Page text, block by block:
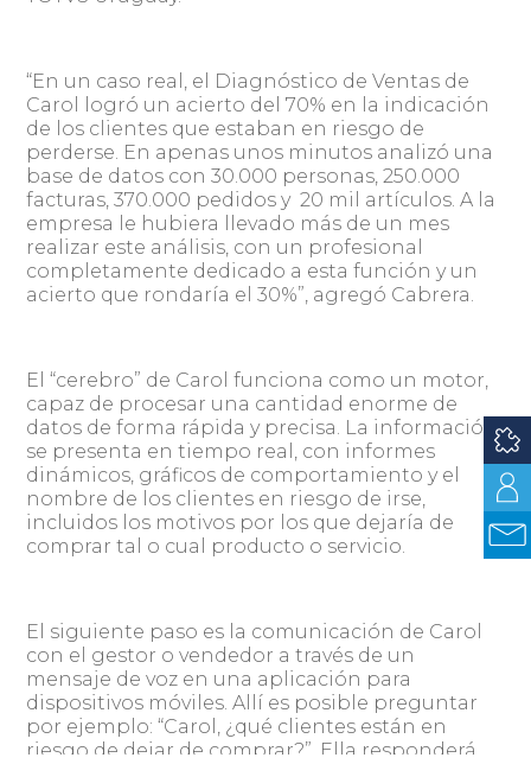
“En un caso real, el Diagnóstico de Ventas de
Carol logró un acierto del 70% en la indicación
de los clientes que estaban en riesgo de
perderse. En apenas unos minutos analizó una
base de datos con 30.000 personas, 250.000
facturas, 370.000 pedidos y 20 mil artículos. A la
empresa le hubiera llevado más de un mes
realizar este análisis, con un profesional
completamente dedicado a esta función y un
acierto que rondaría el 30%”, agregó Cabrera.
El “cerebro” de Carol funciona como un motor,
capaz de procesar una cantidad enorme de
datos de forma rápida y precisa. La información
se presenta en tiempo real, con informes
dinámicos, gráficos de comportamiento y el
nombre de los clientes en riesgo de irse,
incluidos los motivos por los que dejaría de
comprar tal o cual producto o servicio.
El siguiente paso es la comunicación de Carol
con el gestor o vendedor a través de un
mensaje de voz en una aplicación para
dispositivos móviles. Allí es posible preguntar
por ejemplo: “Carol, ¿qué clientes están en
riesgo de dejar de comprar?”. Ella responderá